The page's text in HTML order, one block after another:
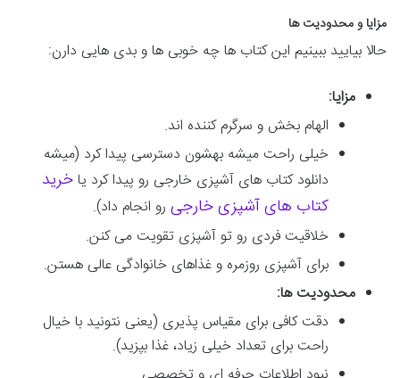
مزایا و محدودیت ها
حالا بیایید ببینیم این کتاب ها چه خوبی ها و بدی هایی دارن:
مزایا:
الهام بخش و سرگرم کننده اند.
خیلی راحت میشه بهشون دسترسی پیدا کرد (میشه
دانلود کتاب های آشپزی خارجی رو پیدا کرد یاخرید
کتاب های آشپزی خارجی رو انجام داد).
خلاقیت فردی رو تو آشپزی تقویت می کنن.
برای آشپزی روزمره و غذاهای خانوادگی عالی هستن.
محدودیت ها:
دقت کافی برای مقیاس پذیری (یعنی نتونید با خیال
راحت برای تعداد خیلی زیاد، غذا بپزید).